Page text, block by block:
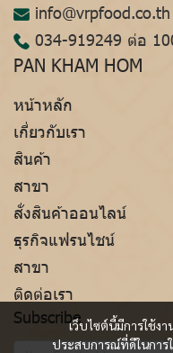
เว็บไซต์นี้มีการใช้ง
ประสบการณ์ที่ดีในการ
info@vrpfood.co.th
034-919249 ต่อ
PAN KHAM HOM
หน้าหลัก
เกี่ยวกับเรา
สินค้า
สาขา
สั่งสินค้าออนไลน์
ธุรกิจแฟรนไชน์
สาขา
ติดต่อเรา
Subscribe